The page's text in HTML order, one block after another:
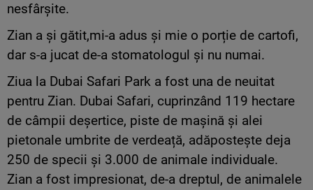
nesfârșite.
Zian a și gătit,mi-a adus și mie o porție de cartofi,
dar s-a jucat de-a stomatologul și nu numai.
Ziua la Dubai Safari Park a fost una de neuitat
pentru Zian. Dubai Safari, cuprinzând 119 hectare
de câmpii deșertice, piste de mașină și alei
pietonale umbrite de verdeață, adăpostește deja
250 de specii și 3.000 de animale individuale.
Zian a fost impresionat, de-a dreptul, de animalele